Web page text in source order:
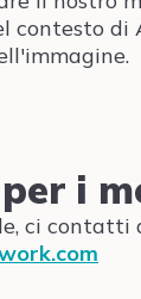
contesto di
i
ci contatti